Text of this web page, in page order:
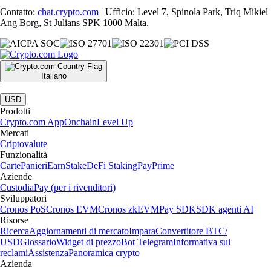
Contatto: chat.crypto.com | Ufficio: Level 7, Spinola Park, Triq Mikiel
Ang Borg, St Julians SPK 1000 Malta.
Italiano
|
USD
Prodotti
Crypto.com AppOnchainLevel Up
Mercati
Criptovalute
Funzionalità
CartePanieriEarnStakeDeFi StakingPayPrime
Aziende
CustodiaPay (per i rivenditori)
Sviluppatori
Cronos PoSCronos EVMCronos zkEVMPay SDKSDK agenti AI
Risorse
RicercaAggiornamenti di mercatoImparaConvertitore BTC/
USDGlossarioWidget di prezzoBot TelegramInformativa sui
reclamiAssistenzaPanoramica crypto
Azienda